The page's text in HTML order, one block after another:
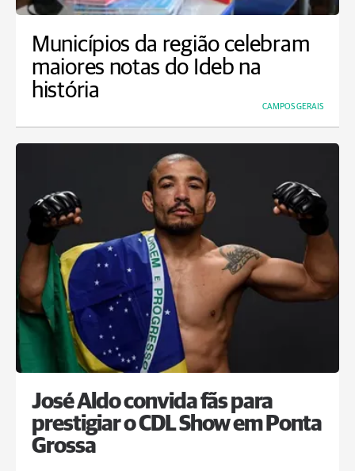
Municípios da região celebram
maiores notas do Ideb na
história
CAMPOS GERAIS
José Aldo convida fãs para
prestigiar o CDL Show em Ponta
Grossa